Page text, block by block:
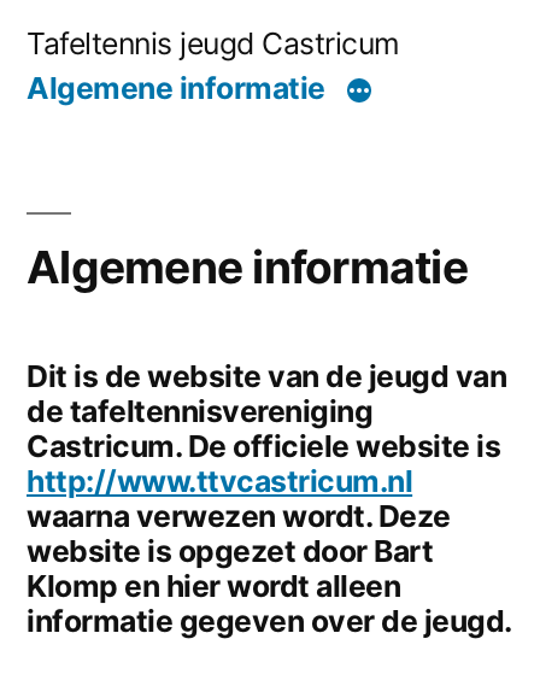
inhoud
Tafeltennis jeugd Castricum
Algemene informatie
Algemene informatie
Dit is de website van de jeugd van
de tafeltennisvereniging
Castricum. De officiele website is
http://www.ttvcastricum.nl
waarna verwezen wordt. Deze
website is opgezet door Bart
Klomp en hier wordt alleen
informatie gegeven over de jeugd.